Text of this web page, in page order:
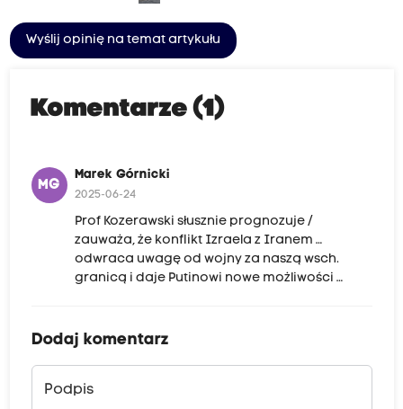
Wyślij opinię na temat artykułu
Komentarze (1)
MG
Marek Górnicki
2025-06-24
Prof Kozerawski słusznie prognozuje /
zauważa, że konflikt Izraela z Iranem …
odwraca uwagę od wojny za naszą wsch.
granicą i daje Putinowi nowe możliwości …
Dodaj komentarz
Podpis